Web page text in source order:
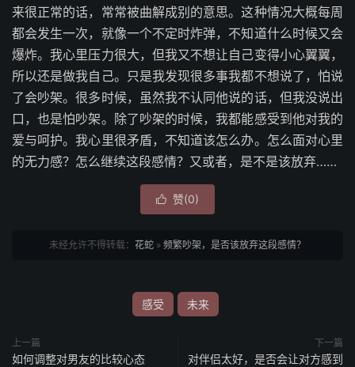
来很正常的话，常常被曲解成别的意思。这种情况大概每周
都会发生一次，就像一个不定时炸弹，不知道什么时候又会
爆炸。我心里压力很大，但我又不想让自己变得小心翼翼，
所以还是做我自己。只是我发现很多事我都不想说了，怕说
了会吵架。很多时候，虽然我不认同他说的话，但我没说出
口，也是怕吵架。除了吵架的时候，我都能感受到他对我的
爱与呵护。我心里很矛盾，不知道该怎么办。怎么面对心里
的无力感？怎么继续这段感情？又或者，是不是该放弃……
 赞(0)
未经允许不得转载： 花蛇 » 频繁吵架，是否该放弃这段感情？
感受 未来
上一篇
如何调整对男友的比较心态
下一篇
对伴侣太好，是否会让对方感到